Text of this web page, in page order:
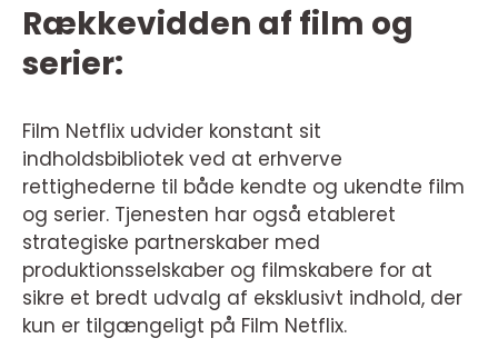
Rækkevidden af film og
serier:
Film Netflix udvider konstant sit
indholdsbibliotek ved at erhverve
rettighederne til både kendte og ukendte film
og serier. Tjenesten har også etableret
strategiske partnerskaber med
produktionsselskaber og filmskabere for at
sikre et bredt udvalg af eksklusivt indhold, der
kun er tilgængeligt på Film Netflix.